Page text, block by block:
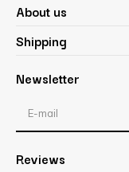
About us
Shipping
Newsletter
Reviews